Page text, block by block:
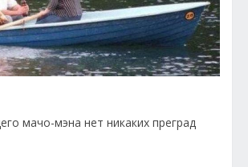
мачо-мэна нет никаких преград